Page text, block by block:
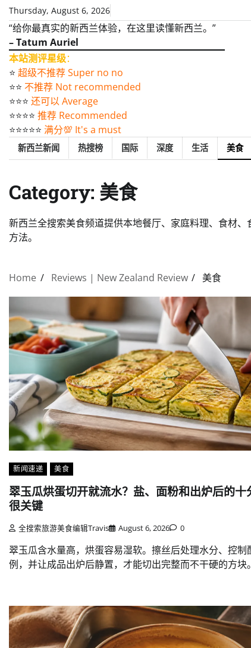
Skip
content
Thursday, August 6, 2026
“给你最真实的新西兰体验，在这里读懂新西兰。”
– Tatum Auriel
本站测评星级：
⭐️ 超级不推荐 Super no no
⭐️⭐️ 不推荐 Not recommended
⭐️⭐️⭐️ 还可以 Average
⭐️⭐️⭐️⭐️ 推荐 Recommended
⭐️⭐️⭐️⭐️⭐️ 满分💯 It's a must
新西兰新闻 热搜榜 国际 深度 生活 美食
Category: 美食
新西兰全搜索美食频道提供本地餐厅、家庭料理、食材
方法。
Home Reviews | New Zealand Review 美食
新闻速递 美食
翠玉瓜烘蛋切开就流水？盐、面粉和出炉后的十
很关键
全搜索旅游美食编辑Travis August 6, 2026 0
翠玉瓜含水量高，烘蛋容易湿软。擦丝后处理水分、控制
例，并让成品出炉后静置，才能切出完整而不干硬的方块。